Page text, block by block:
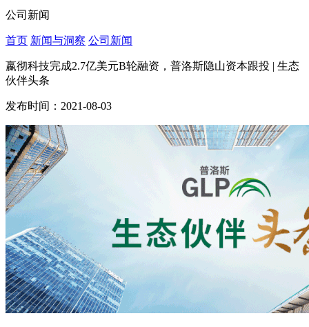
公司新闻
首页 新闻与洞察 公司新闻
嬴彻科技完成2.7亿美元B轮融资，普洛斯隐山资本跟投 | 生态
伙伴头条
发布时间：2021-08-03